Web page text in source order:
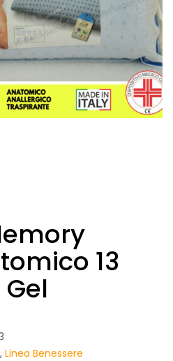
13
, Linea Benessere